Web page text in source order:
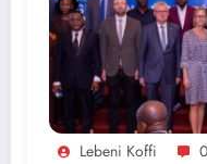
Lebeni Koffi 0